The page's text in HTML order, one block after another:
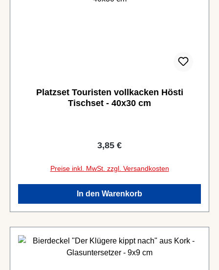
Platzset Touristen vollkacken Hösti
Tischset - 40x30 cm
Regulärer Preis:
3,85 €
Preise inkl. MwSt. zzgl. Versandkosten
In den Warenkorb